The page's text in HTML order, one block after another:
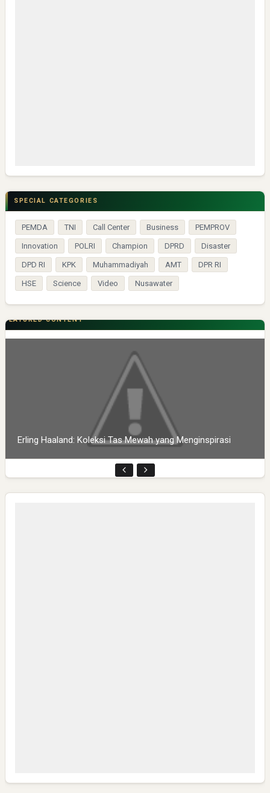
SPECIAL CATEGORIES
PEMDA TNI Call Center Business PEMPROV
Innovation POLRI Champion DPRD Disaster
DPD RI KPK Muhammadiyah AMT DPR RI
HSE Science Video Nusawater
FEATURED CONTENT
Erling Haaland: Koleksi Tas Mewah yang Menginspirasi